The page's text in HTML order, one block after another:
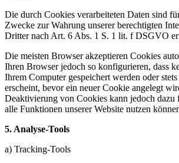
Die durch Cookies verarbeiteten Daten sind
Zwecke zur Wahrung unserer berechtigten
Dritter nach Art. 6 Abs. 1 S. 1 lit. f DSGVO
Die meisten Browser akzeptieren Cookies
Ihren Browser jedoch so konfigurieren, dass
Ihrem Computer gespeichert werden oder
erscheint, bevor ein neuer Cookie angelegt
Deaktivierung von Cookies kann jedoch dazu
alle Funktionen unserer Website nutzen
5. Analyse-Tools
a) Tracking-Tools